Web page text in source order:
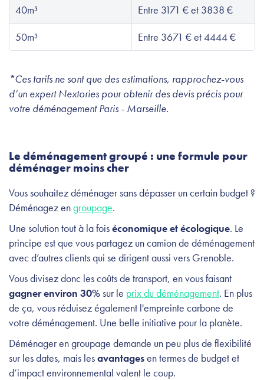
40m³
Entre 3171 € et 3838 €
50m³
Entre 3671 € et 4444 €
*Ces tarifs ne sont que des estimations, rapprochez-vous
d’un expert Nextories pour obtenir des devis précis pour
votre déménagement Paris - Marseille.
Le déménagement groupé : une formule pour
déménager moins cher
Vous souhaitez déménager sans dépasser un certain budget ?
Déménagez engroupage.
Une solution tout à la foiséconomique et écologique. Le
principe est que vous partagez un camion de déménagement
avec d’autres clients qui se dirigent aussi vers Grenoble.
Vous divisez donc les coûts de transport, en vous faisant
gagner environ 30%sur le prix du déménagement. En plus
de ça, vous réduisez également l'empreinte carbone de
votre déménagement. Une belle initiative pour la planète.
Déménager en groupage demande un peu plus de flexibilité
sur les dates, mais lesavantagesen termes de budget et
d’impact environnemental valent le coup.